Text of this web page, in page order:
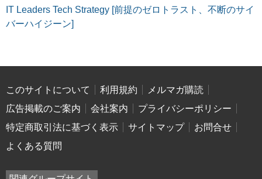
IT Leaders Tech Strategy [前提のゼロトラスト、不断のサイ
バーハイジーン]
このサイトについて 利用規約
メルマガ購読
広告掲載のご案内
会社案内
プライバシーポリシー
特定商取引法に基づく表示
サイトマップ
お問合せ
よくある質問